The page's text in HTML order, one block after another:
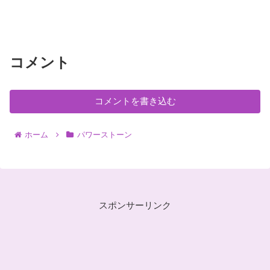
コメント
コメントを書き込む
ホーム パワーストーン
スポンサーリンク